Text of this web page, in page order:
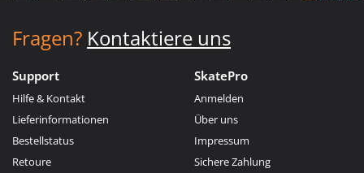
Fragen? Kontaktiere uns
Support
Hilfe & Kontakt
Lieferinformationen
Bestellstatus
Retoure
SkatePro
Anmelden
Über uns
Impressum
Sichere Zahlung